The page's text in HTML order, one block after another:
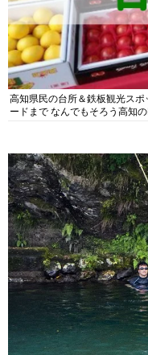
高知県民の台所＆鉄板観光ス
ードまで なんでもそろう高知